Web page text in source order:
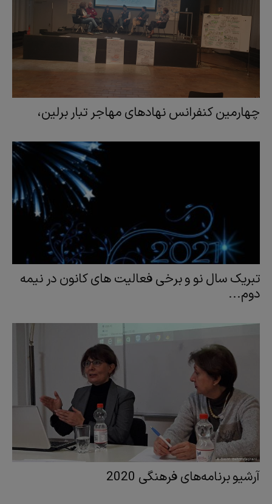
چهارمین کنفرانس نهادهای مهاجر تبار برلین،
تبریک سال نو و برخی فعالیت های کانون در نیمه
دوم...
آرشیو برنامه‌های فرهنگی 2020